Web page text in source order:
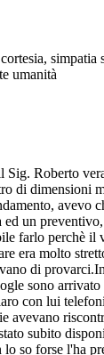
simpatia
umanità
Sig. Roberto
di dimensioni
avevo
un
farlo perchè il
era molto
di
sono
con lui
avevano
subito
so forse l'ha